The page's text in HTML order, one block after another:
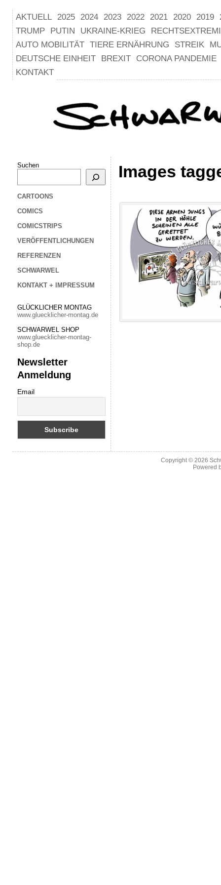
AKTUELL 2025 2024 2023 2022 2021 2020 2019
TRUMP
PUTIN UKRAINE-KRIEG
AUTO MOBILITÄT TIERE ERNÄHRUNG STREIK
DEUTSCHE EINHEIT
BREXIT
CORONA PANDEMIE
KONTAKT
Suchen
CARTOONS
COMICS
COMICSTRIPS
VERÖFFENTLICHUNGEN
REFERENZEN
SCHWARWEL
KONTAKT + IMPRESSUM
GLÜCKLICHER MONTAG
www.gluecklicher-montag.de
SCHWARWEL SHOP
www.gluecklicher-montag-
shop.de
Newsletter
Anmeldung
Email
Images
Copyright © 2026
Powered